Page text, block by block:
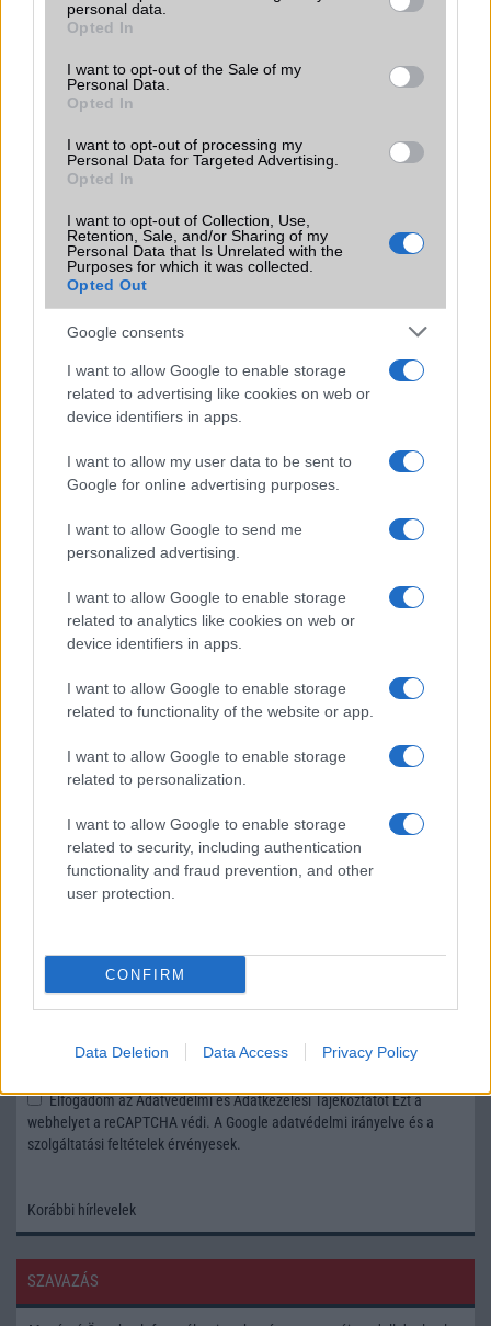
grant or deny consent to Google and its third-party tags to
use your data for below specified purposes in below Google
consent section.
personal data.
Opted In
I want to opt-out of the Sale of my
Personal Data.
Opted In
I want to opt-out of processing my
Personal Data for Targeted Advertising.
Opted In
I want to opt-out of Collection, Use,
Retention, Sale, and/or Sharing of my
Personal Data that Is Unrelated with the
Purposes for which it was collected.
Opted Out
Google consents
I want to allow Google to enable storage
related to advertising like cookies on web or
device identifiers in apps.
I want to allow my user data to be sent to
Google for online advertising purposes.
I want to allow Google to send me
personalized advertising.
I want to allow Google to enable storage
related to analytics like cookies on web or
device identifiers in apps.
I want to allow Google to enable storage
related to functionality of the website or app.
I want to allow Google to enable storage
related to personalization.
I want to allow Google to enable storage
related to security, including authentication
functionality and fraud prevention, and other
user protection.
CONFIRM
Data Deletion Data Access Privacy Policy
Realme
Samsung
Xiaomi
Összes márka
Keressen a telefonboltok ajánlatai között!
TELEFONOK GYORSLISTA
Elfogadom azAdatvédelmi és Adatkezelési TájékoztatótEzt a
webhelyet a reCAPTCHA védi. A Google adatvédelmi irányelve és a
szolgáltatási feltételek érvényesek.
Korábbi hírlevelek
SZAVAZÁS